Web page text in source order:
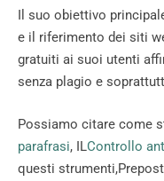
Il suo obiettivo
e il riferimento dei siti
gratuiti ai suoi utenti
senza plagio e
Possiamo citare come
parafrasi, ILControllo
questi